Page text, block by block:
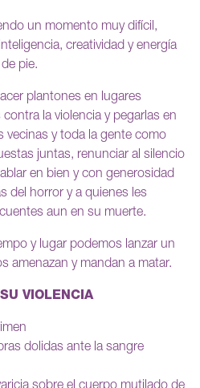
un momento muy difícil,
creatividad y energía
pie.
plantones en lugares
la violencia y pegarlas en
vecinas y toda la gente como
juntas, renunciar al silencio
en bien y con generosidad
del horror y a quienes les
aun en su muerte.
y lugar podemos lanzar un
amenazan y mandan a matar.
VIOLENCIA
dolidas ante la sangre